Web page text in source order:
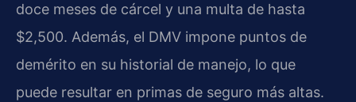
doce meses de cárcel y una multa de hasta
$2,500. Además, el DMV impone puntos de
demérito en su historial de manejo, lo que
puede resultar en primas de seguro más altas.